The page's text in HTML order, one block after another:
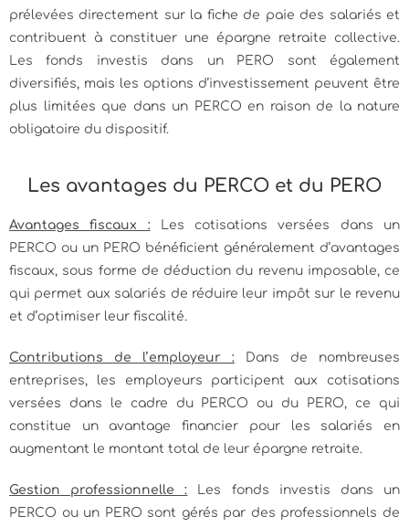
prélevées directement sur la fiche de paie des salariés et
contribuent à constituer une épargne retraite collective.
Les fonds investis dans un PERO sont également
diversifiés, mais les options d’investissement peuvent être
plus limitées que dans un PERCO en raison de la nature
obligatoire du dispositif.
Les avantages du PERCO et du PERO
Avantages fiscaux : Les cotisations versées dans un
PERCO ou un PERO bénéficient généralement d’avantages
fiscaux, sous forme de déduction du revenu imposable, ce
qui permet aux salariés de réduire leur impôt sur le revenu
et d’optimiser leur fiscalité.
Contributions de l’employeur : Dans de nombreuses
entreprises, les employeurs participent aux cotisations
versées dans le cadre du PERCO ou du PERO, ce qui
constitue un avantage financier pour les salariés en
augmentant le montant total de leur épargne retraite.
Gestion professionnelle : Les fonds investis dans un
PERCO ou un PERO sont gérés par des professionnels de